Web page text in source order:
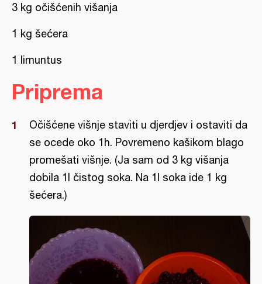
3 kg očišćenih višanja
1 kg šećera
1 limuntus
Priprema
Očišćene višnje staviti u djerdjev i ostaviti da
se ocede oko 1h. Povremeno kašikom blago
promešati višnje. (Ja sam od 3 kg višanja
dobila 1l čistog soka. Na 1l soka ide 1 kg
šećera.)